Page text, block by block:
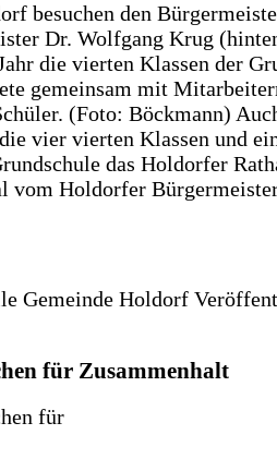
besuchen den
Dr. Wolfgang Krug
die vierten Klassen der
gemeinsam mit
(Foto: Böckmann)
vier vierten Klassen und
das Holdorfer
vom Holdorfer
Gemeinde Holdorf
für Zusammenhalt